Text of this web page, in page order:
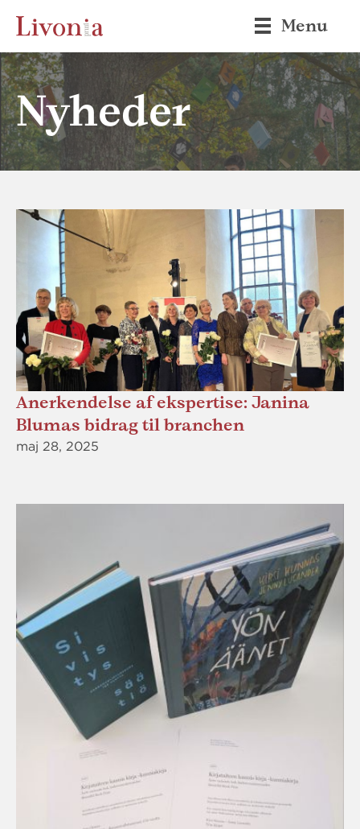
Menu
Nyheder
Anerkendelse af ekspertise: Janina
Blumas bidrag til branchen
maj 28, 2025